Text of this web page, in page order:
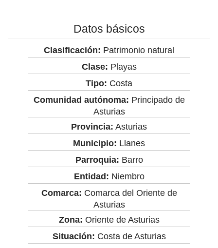
Datos básicos
Clasificación: Patrimonio natural
Clase: Playas
Tipo: Costa
Comunidad autónoma: Principado de
Asturias
Provincia: Asturias
Municipio: Llanes
Parroquia: Barro
Entidad: Niembro
Comarca: Comarca del Oriente de
Asturias
Zona: Oriente de Asturias
Situación: Costa de Asturias